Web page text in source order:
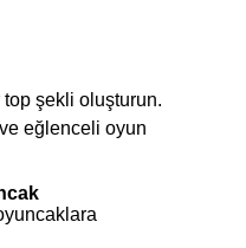
şekli oluşturun.
eğlenceli oyun